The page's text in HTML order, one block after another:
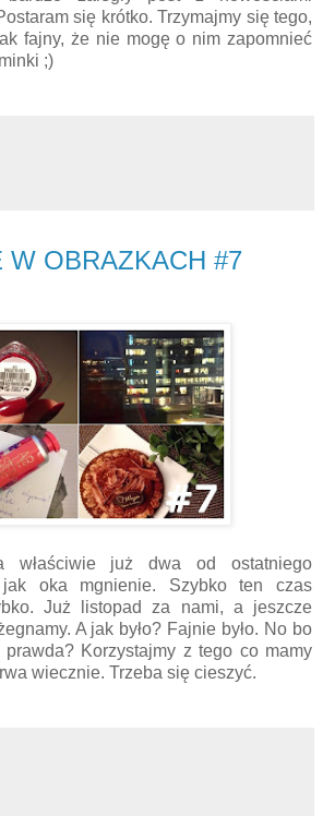
się krótko. Trzymajmy się tego,
fajny, że nie mogę o nim zapomnieć
;)
W OBRAZKACH #7
właściwie już dwa od ostatniego
jak oka mgnienie. Szybko ten czas
Już listopad za nami, a jeszcze
A jak było? Fajnie było. No bo
Korzystajmy z tego co mamy
wiecznie. Trzeba się cieszyć.